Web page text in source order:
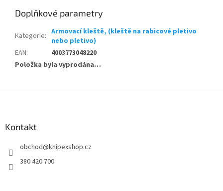
Doplňkové parametry
Kategorie: Armovací kleště, (kleště na rabicové pletivo
nebo pletivo)
EAN:
4003773048220
Položka byla vyprodána…
Kontakt
obchod@knipexshop.cz
380 420 700